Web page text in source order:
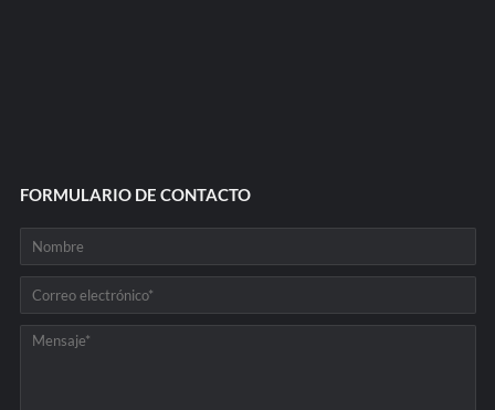
FORMULARIO DE CONTACTO